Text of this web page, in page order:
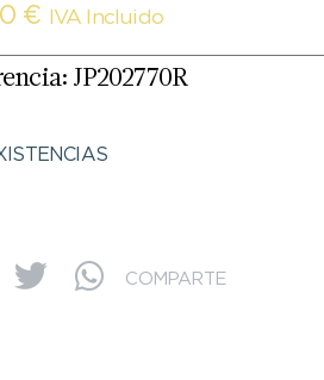
€ IVA Incluido
JP202770R
COMPARTE